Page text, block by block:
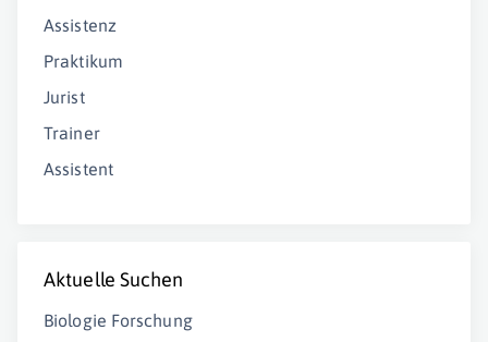
Assistenz
Praktikum
Jurist
Trainer
Assistent
Aktuelle Suchen
Biologie Forschung